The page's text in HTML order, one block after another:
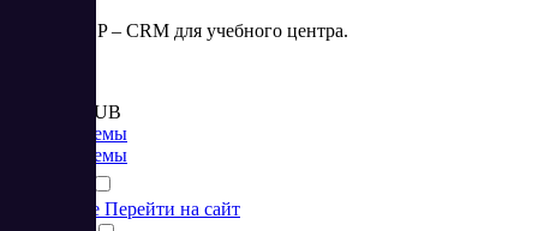
HOLLIHOP – CRM для учебного центра.
от 1 670 RUB
CRM системы
CRM системы
Подробнее Перейти на сайт